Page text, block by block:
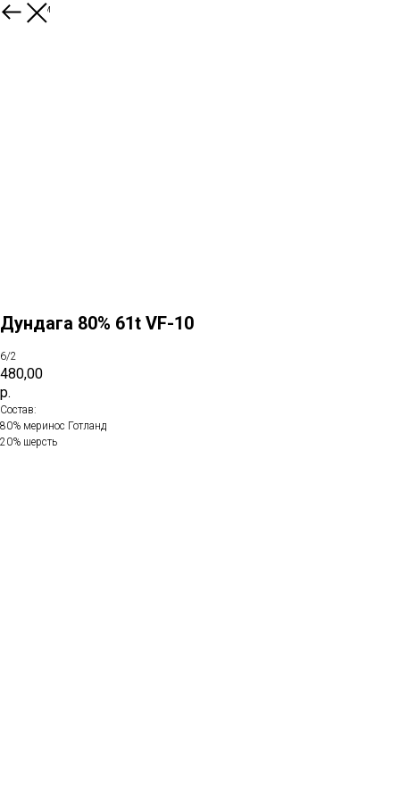
К товарам
Дундага 80% 61t VF-10
6/2
480,00
р.
Состав:
80% меринос Готланд
20% шерсть